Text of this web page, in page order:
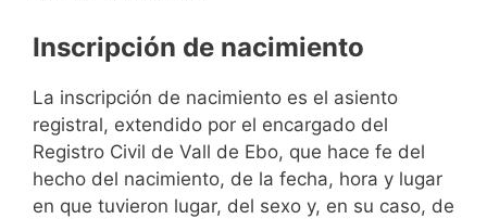
Inscripción de nacimiento
La inscripción de nacimiento es el asiento
registral, extendido por el encargado del
Registro Civil de Vall de Ebo, que hace fe del
hecho del nacimiento, de la fecha, hora y lugar
en que tuvieron lugar, del sexo y, en su caso, de